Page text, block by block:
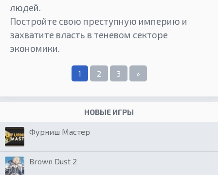
людей.
Постройте свою преступную империю и
захватите власть в теневом секторе
экономики.
1 2 3 »
НОВЫЕ ИГРЫ
Фурниш Мастер
Brown Dust 2